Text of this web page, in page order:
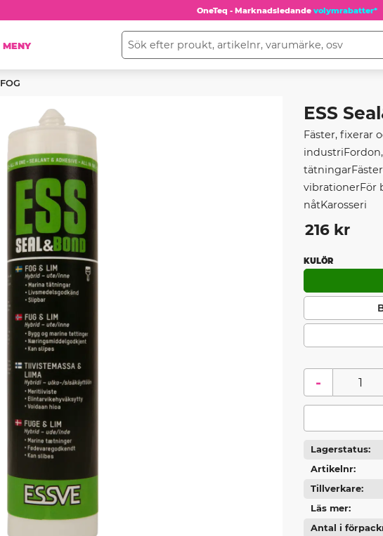
OneTeq - Marknadsledande volymrabatter*
ESS
Fäster, fixerar
vibrationerFör
nåtKarosseri
216kr
KULÖR
-
Lagerstatus
Artikelnr
Tillverkare
Läs mer
Antal i